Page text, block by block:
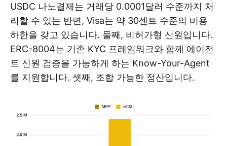
USDC 나노결제는 거래당 0.0001달러 수준까지 처
리할 수 있는 반면, Visa는 약 30센트 수준의 비용
하한을 갖고 있습니다. 둘째, 비허가형 신원입니다.
ERC-8004는 기존 KYC 프레임워크와 함께 에이전
트 신원 검증을 가능하게 하는 Know-Your-Agent
를 지원합니다. 셋째, 조합 가능한 정산입니다.